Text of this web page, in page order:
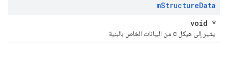
mStructureData
void *
يشير إلى هيكل c من البيانات الخاص بالبنية.